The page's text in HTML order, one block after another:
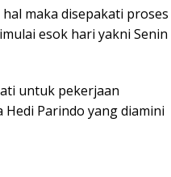
maka disepakati proses
esok hari yakni Senin
untuk pekerjaan
Parindo yang diamini